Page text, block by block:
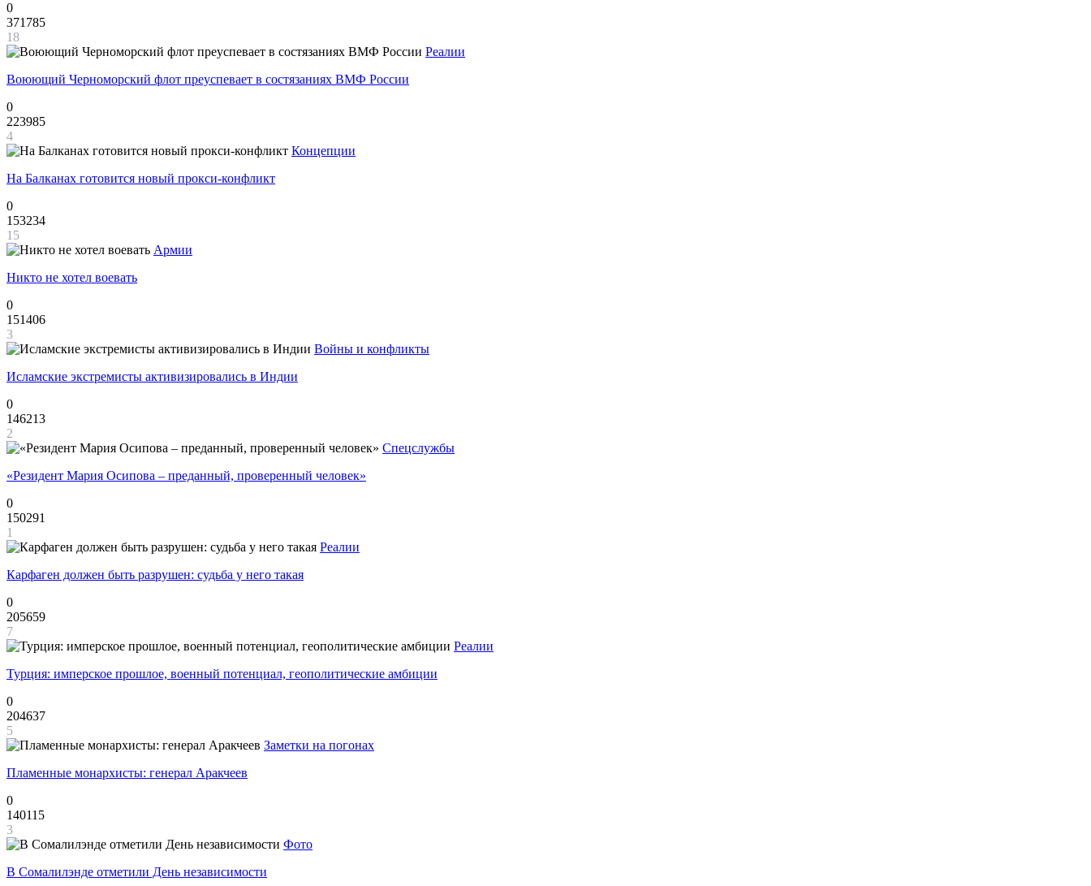
0
371785
18
Реалии
Воюющий Черноморский флот преуспевает в состязаниях ВМФ России
0
223985
4
Концепции
На Балканах готовится новый прокси-конфликт
0
153234
15
Армии
Никто не хотел воевать
0
151406
3
Войны и конфликты
Исламские экстремисты активизировались в Индии
0
146213
2
Спецслужбы
«Резидент Мария Осипова – преданный, проверенный человек»
0
150291
1
Реалии
Карфаген должен быть разрушен: судьба у него такая
0
205659
7
Реалии
Турция: имперское прошлое, военный потенциал, геополитические амбиции
0
204637
5
Заметки на погонах
Пламенные монархисты: генерал Аракчеев
0
140115
3
Фото
В Сомалилэнде отметили День независимости